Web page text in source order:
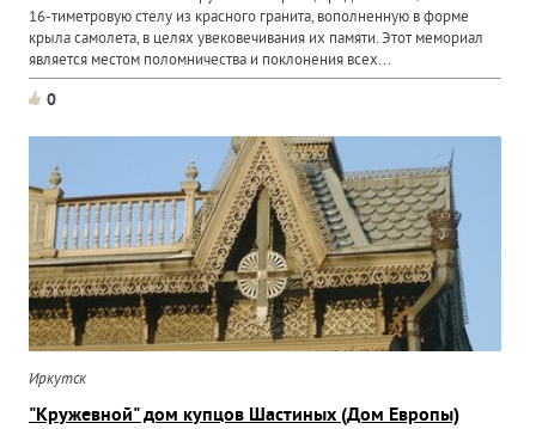
16-тиметровую стелу из красного гранита, вополненную в форме
крыла самолета, в целях увековечивания их памяти. Этот мемориал
является местом поломничества и поклонения всех...
0
Иркутск
"Кружевной" дом купцов Шастиных (Дом Европы)